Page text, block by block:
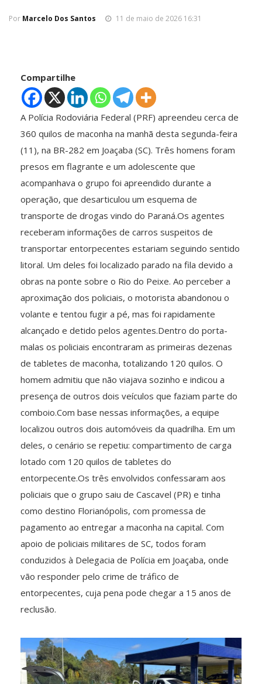
Por Marcelo Dos Santos 11 de maio de 2026 16:31
Compartilhe
A Polícia Rodoviária Federal (PRF) apreendeu cerca de
360 quilos de maconha na manhã desta segunda-feira
(11), na BR-282 em Joaçaba (SC). Três homens foram
presos em flagrante e um adolescente que
acompanhava o grupo foi apreendido durante a
operação, que desarticulou um esquema de
transporte de drogas vindo do Paraná.Os agentes
receberam informações de carros suspeitos de
transportar entorpecentes estariam seguindo sentido
litoral. Um deles foi localizado parado na fila devido a
obras na ponte sobre o Rio do Peixe. Ao perceber a
aproximação dos policiais, o motorista abandonou o
volante e tentou fugir a pé, mas foi rapidamente
alcançado e detido pelos agentes.Dentro do porta-
malas os policiais encontraram as primeiras dezenas
de tabletes de maconha, totalizando 120 quilos. O
homem admitiu que não viajava sozinho e indicou a
presença de outros dois veículos que faziam parte do
comboio.Com base nessas informações, a equipe
localizou outros dois automóveis da quadrilha. Em um
deles, o cenário se repetiu: compartimento de carga
lotado com 120 quilos de tabletes do
entorpecente.Os três envolvidos confessaram aos
policiais que o grupo saiu de Cascavel (PR) e tinha
como destino Florianópolis, com promessa de
pagamento ao entregar a maconha na capital. Com
apoio de policiais militares de SC, todos foram
conduzidos à Delegacia de Polícia em Joaçaba, onde
vão responder pelo crime de tráfico de
entorpecentes, cuja pena pode chegar a 15 anos de
reclusão.